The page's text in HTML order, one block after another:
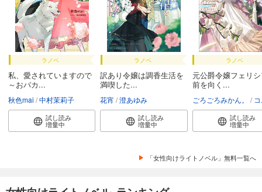
ラノベ
私、愛されていますので
～おバカ...
秋色mai 中村茉莉子
試し読み
増量中
ラノベ
訳あり令嬢は調香生活を
満喫した...
花宵 澄あゆみ
試し読み
増量中
ラノベ
元公爵令嬢フェリ
前を向く...
ごろごろみかん。 コ
試し読み
増量中
「女性向けライトノベル」無料一覧へ